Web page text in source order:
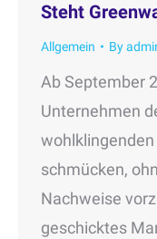
Steht
Allgemein By
Ab September
Unternehmen
schmücken,
Nachweise
geschicktes